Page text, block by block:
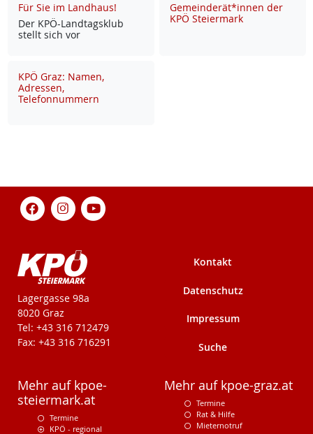
Für Sie im Landhaus!
Der KPÖ-Land­tags­klub
stellt sich vor
Gemeinderät*innen der
KPÖ Steiermark
KPÖ Graz: Namen,
Adressen,
Telefonnummern
KPÖ-Steiermark
Lagergasse 98a
8020 Graz
Tel: +43 316 712479
Fax: +43 316 716291
Kontakt
Datenschutz
Impressum
Suche
Mehr auf kpoe-
steiermark.at
Termine
KPÖ - regional
Mehr auf kpoe-graz.at
Termine
Rat & Hilfe
Mieternotruf